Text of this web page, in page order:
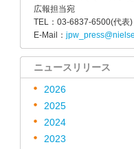
広報担当宛
TEL：03-6837-6500(代表)
E-Mail：
ニュースリリース
2026
2025
2024
2023